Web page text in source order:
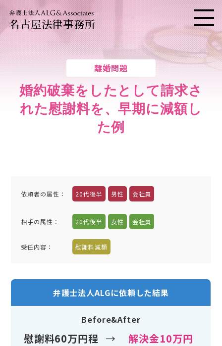
名古屋法律事務所 メニ
離婚問題
婚約破棄をしたとして請求さ
れた慰謝料を、早期に減額し
た例
依頼者の属性 ： 20代後半 男性 会社員
相手の属性 ： 20代後半 女性 会社員
受任内容 ： 慰謝料減額
弁護士法人ALGに依頼した結果
Before&After
慰謝料60万円程 → 解決金10万円